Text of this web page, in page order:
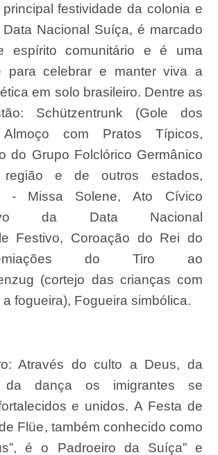
principalfestividadeda colonia e
Nacional Suíça, é marcado
espírito comunitário e é uma
para celebrar e manter viva a
em solo brasileiro. Dentre as
Schützentrunk (Gole dos
lmoço com Pratos Típicos,
do Grupo Folclórico Germânico
e de outros estados,
-Missa Solene, Ato Cívico
da Data Nacional
Festivo, Coroação do Rei do
do Tiro ao
(cortejo das crianças com
a fogueira), Fogueira simbólica.
Através do culto a Deus, da
da dança os imigrantes se
e unidos. A Festa de
Flüe, também conhecido como
éo Padroeiro da Suíça”e